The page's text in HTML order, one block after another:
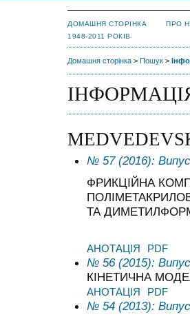
ДОМАШНЯ СТОРІНКА ПРО
1948-2011 РОКІВ
Домашня сторінка > Пошук >
№ 57 (2016):
ФРИКЦІЙНА
ТА
АНОТАЦІЯ PDF
№ 56 (2015):
КІНЕТИЧНА
АНОТАЦІЯ PDF
№ 54 (2013):